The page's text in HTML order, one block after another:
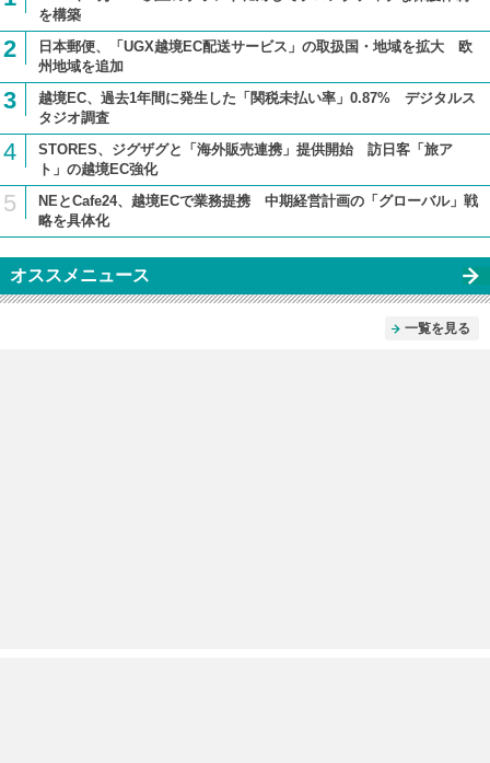
を構築
2
日本郵便、「UGX越境EC配送サービス」の取扱国・地域を拡大 欧
州地域を追加
3
越境EC、過去1年間に発生した「関税未払い率」0.87% デジタルス
タジオ調査
4
STORES、ジグザグと「海外販売連携」提供開始 訪日客「旅ア
ト」の越境EC強化
5
NEとCafe24、越境ECで業務提携 中期経営計画の「グローバル」戦
略を具体化
オススメニュース
一覧を見る